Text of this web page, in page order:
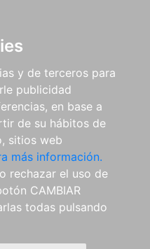
y de terceros para
publicidad
en base a
de su hábitos de
sitios web
más información.
rechazar el uso de
CAMBIAR
todas pulsando